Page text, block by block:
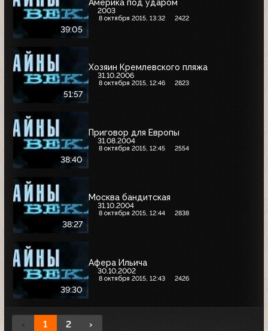
39:05
Америка под ударом
2003
8 октября 2015, 13:32 2422
51:57
Хозяин Кремлевского пляжа
31.10.2006
8 октября 2015, 12:46 2823
38:40
Приговор для Европы
31.08.2004
8 октября 2015, 12:45 2554
38:27
Москва бандитская
31.10.2004
8 октября 2015, 12:44 2838
39:30
Афера Ильича
30.10.2002
8 октября 2015, 12:43 2426
‹ 1 2 ›